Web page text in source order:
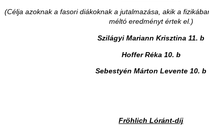
(Célja azoknak a fasori diákoknak a jutalmazása, akik a
méltó eredményt értek el.)
Szilágyi Mariann Krisztina 11. b
Hoffer Réka 10. b
Sebestyén Márton Levente 10. b
Fröhlich Lóránt-díj